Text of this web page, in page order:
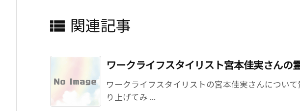
 関連記事
ワークライフスタイリスト宮本佳実さんの
ワークライフスタイリストの宮本佳実さんについ
り上げてみ ...